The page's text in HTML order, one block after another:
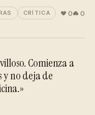
CRÍTICA 0 0
Comienza a
no deja de